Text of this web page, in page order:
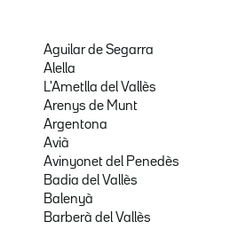
Aguilar de Segarra
Alella
L'Ametlla del Vallès
Arenys de Munt
Argentona
Avià
Avinyonet del Penedès
Badia del Vallès
Balenyà
Barberà del Vallès